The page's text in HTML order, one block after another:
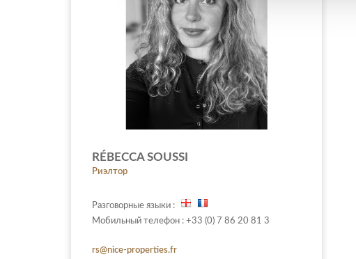
RÉBECCA SOUSSI
Риэлтор
Разговорные языки :
Мобильный телефон : +33 (0) 7 86 20 81 3
rs@nice-properties.fr